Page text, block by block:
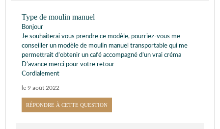
Type de moulin manuel
Bonjour
Je souhaiterai vous prendre ce modèle, pourriez-vous me
conseiller un modèle de moulin manuel transportable qui me
permettrait d’obtenir un café accompagné d’un vrai créma
D’avance merci pour votre retour
Cordialement
le 9 août 2022
RÉPONDRE À CETTE QUESTION